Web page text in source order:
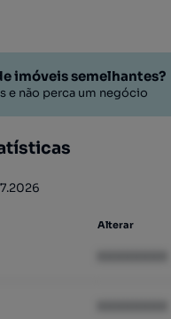
imóveis semelhantes?
e não perca um negócio
Alterar